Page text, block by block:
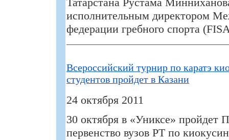
исполнительным директором
федерации гребного спорта
Всероссийский турнир по каратэ
студентов пройдет в Казани
24 октября 2011
30 октября в «Униксе» пройдет
первенство вузов РТ по